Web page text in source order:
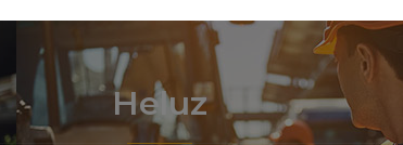
Heluz